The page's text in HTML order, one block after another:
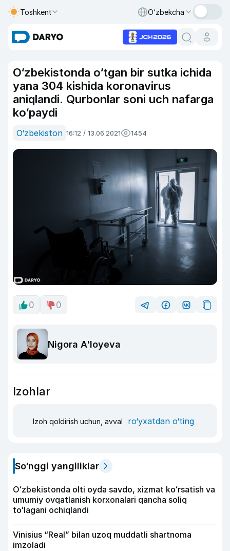
Toshkent O‘zbekcha
O‘zbekistonda o‘tgan bir sutka ichida
yana 304 kishida koronavirus
aniqlandi. Qurbonlar soni uch nafarga
ko‘paydi
O‘zbekiston 16:12 / 13.06.2021 1454
0 0
Nigora A'loyeva
Izohlar
Izoh qoldirish uchun, avval ro‘yxatdan o‘ting
So‘nggi yangiliklar
Oʻzbekistonda olti oyda savdo, xizmat koʻrsatish va
umumiy ovqatlanish korxonalari qancha soliq
toʻlagani ochiqlandi
Vinisius “Real” bilan uzoq muddatli shartnoma
imzoladi